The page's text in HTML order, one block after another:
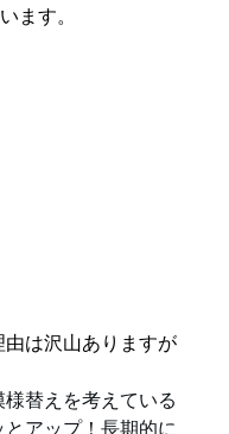
ます。
は沢山ありますが
替えを考えている
アップ！長期的に